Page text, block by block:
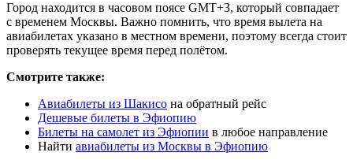
Город находится в часовом поясе GMT+3, который совпадает
с временем Москвы. Важно помнить, что время вылета на
авиабилетах указано в местном времени, поэтому всегда стоит
проверять текущее время перед полётом.
Смотрите также:
Авиабилеты из Шакисо на обратный рейс
Дешевые билеты в Эфиопию
Билеты на самолет из Эфиопии в любое направление
Найти авиабилеты из Москвы в Эфиопию